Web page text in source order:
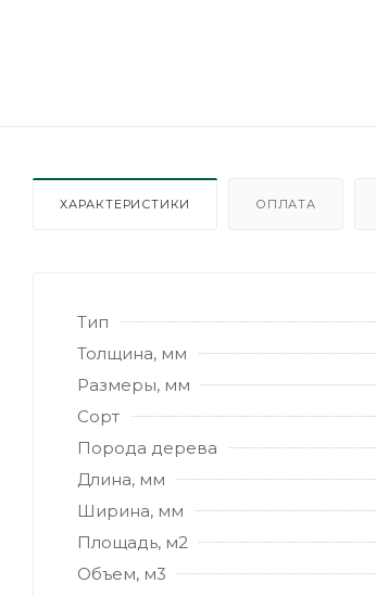
ХАРАКТЕРИСТИКИ ОПЛАТА
Тип
Толщина, мм
Размеры, мм
Сорт
Порода дерева
Длина, мм
Ширина, мм
Площадь, м2
Объем, м3